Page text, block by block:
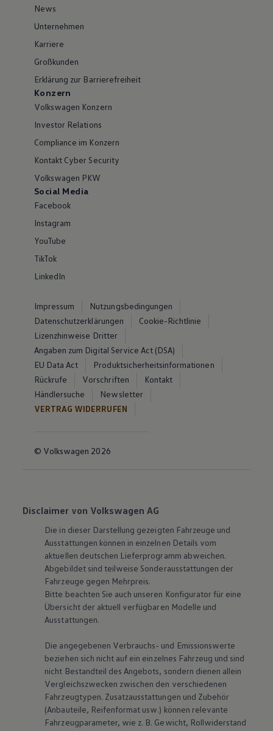
News
Unternehmen
Karriere
Großkunden
Erklärung zur Barrierefreiheit
Konzern
Volkswagen Konzern
Investor Relations
Compliance im Konzern
Kontakt Cyber Security
Volkswagen PKW
Social Media
Facebook
Instagram
YouTube
TikTok
LinkedIn
Impressum
Nutzungsbedingungen
Datenschutzerklärungen
Cookie-Richtlinie
Lizenzhinweise Dritter
Angaben zum Digital Service Act (DSA)
EU Data Act
Produktsicherheitsinformationen
Rückrufe
Vorschriften
Kontakt
Händlersuche
Newsletter
VERTRAG WIDERRUFEN
© Volkswagen 2026
Disclaimer von Volkswagen AG
Die in dieser Darstellung gezeigten Fahrzeuge und
Ausstattungen können in einzelnen Details vom
aktuellen deutschen Lieferprogramm abweichen.
Abgebildet sind teilweise Sonderausstattungen der
Fahrzeuge gegen Mehrpreis.
Bitte beachten Sie auch unseren Konfigurator für eine
Übersicht der aktuell verfügbaren Modelle und
Ausstattungen.
Die angegebenen Verbrauchs- und Emissionswerte
beziehen sich nicht auf ein einzelnes Fahrzeug und sind
nicht Bestandteil des Angebots, sondern dienen allein
Vergleichszwecken zwischen den verschiedenen
Fahrzeugtypen. Zusatzausstattungen und Zubehör
(Anbauteile, Reifenformat usw.) können relevante
Fahrzeugparameter, wie z. B. Gewicht, Rollwiderstand